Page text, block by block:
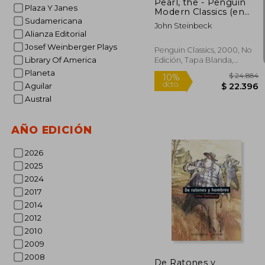
Plaza Y Janes
Sudamericana
Alianza Editorial
Josef Weinberger Plays
Library Of America
Planeta
Aguilar
Austral
AÑO EDICIÓN
2026
2025
2024
2017
2014
2012
2010
2009
2008
Modern Classics (en
Inglés)
John Steinbeck
Penguin Classics, 2000, No
Edición, Tapa Blanda,
Nuevo
10%
dcto.
De Ratones y